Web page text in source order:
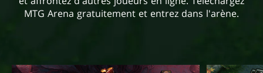
MTG Arena gratuitement et entrez dans l'arène.